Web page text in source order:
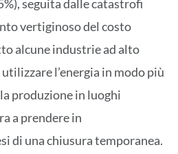
seguita dalle catastrofi
vertiginoso del costo
alcune industrie ad alto
l’energia in modo più
produzione in luoghi
a prendere in
di una chiusura temporanea.